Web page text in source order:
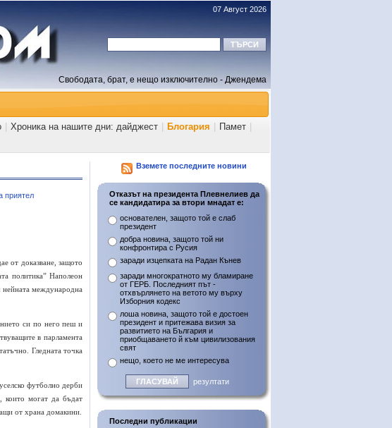
07 Август 2026
Свободата, брат, е нещо изключително - Джендема
Хроника на нашите дни: дайджест Блогария Памет
от доказване, защото
политика” Наполеон
нейната международна
си по него пеш и
в парламента
Гледната точка
футболно дерби
които могат да бъдат
от храна домакини.
Вземете последните новини
Отказът на президента Плевнелиев да
се кандидатира за втори мнадат е:
основателен, защото той е слаб
президент
добра новина, защото той ни
конфронтира с Русия
заради изцепката на Радан Кънев
заради многократното му бламиране
от ГЕРБ. Последният път -
отхвърлянето на ветото му върху
Изборния кодекс
лоша новина, защото той е достоен
президент и притежава визия за
развитието на България и
приобщаването й към цивилизования
свят
нещо, което не ме интересува
резултати
Последни публикации